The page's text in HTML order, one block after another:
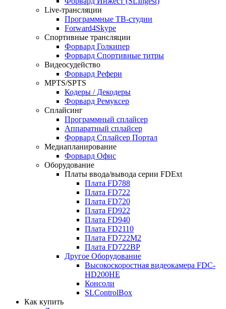
Live-трансляции
Программные ТВ-студии
Forward4Skype
Спортивные трансляции
Форвард Голкипер
Форвард Спортивные титры
Видеосудейство
Форвард Рефери
MPTS/SPTS
Кодеры / Декодеры
Форвард Ремуксер
Сплайсинг
Программный сплайсер
Аппаратный сплайсер
Форвард Сплайсер Портал
Медиапланирование
Форвард Офис
Оборудование
Платы ввода/вывода серии FDExt
Плата FD788
Плата FD722
Плата FD720
Плата FD922
Плата FD940
Плата FD2110
Плата FD722M2
Плата FD722BP
Другое Оборудование
Высокоскоростная видеокамера FDC-
HD200HE
Консоли
SLControlBox
Как купить